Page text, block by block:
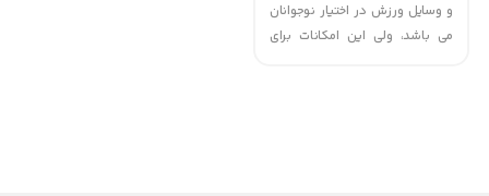
و وسایل ورزش در اختیار نوجوانان
می باشد، ولی این امکانات برای